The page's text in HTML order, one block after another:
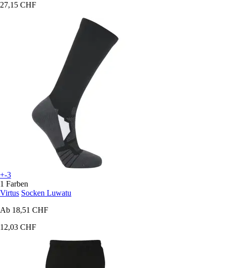
27,15 CHF
+-3
1 Farben
Virtus Socken Luwatu
Ab 18,51 CHF
12,03 CHF